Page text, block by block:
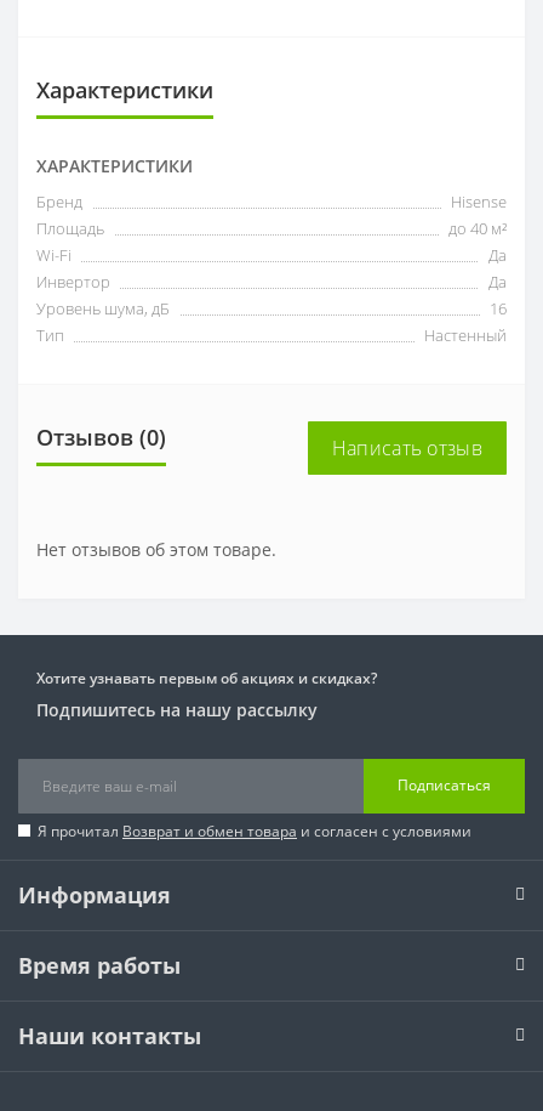
Характеристики
ХАРАКТЕРИСТИКИ
Бренд
Hisense
Площадь
до 40 м²
Wi-Fi
Да
Инвертор
Да
Уровень шума, дБ
16
Тип
Настенный
Отзывов (0) Написать отзыв
Нет отзывов об этом товаре.
Хотите узнавать первым об акциях и скидках?
Подпишитесь на нашу рассылку
Подписаться
Я прочитал Возврат и обмен товара и согласен с условиями
Информация
Время работы
Наши контакты